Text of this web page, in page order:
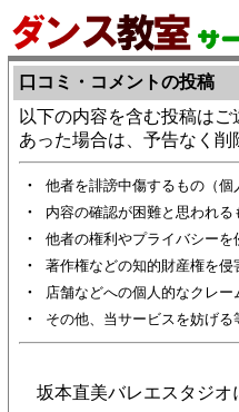
口コミ・コメントの投稿
以下の内容を含む投稿は
あった場合は、予告なく削
・
他者を誹謗中傷するもの（
・
内容の確認が困難と思われ
・
他者の権利やプライバシーを
・
著作権などの知的財産権を侵
・
店舗などへの個人的なクレ
・
その他、当サービスを妨げ
坂本直美バレエスタジ